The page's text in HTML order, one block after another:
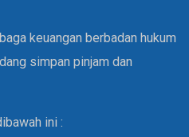
keuangan berbadan hukum
simpan pinjam dan
ini :